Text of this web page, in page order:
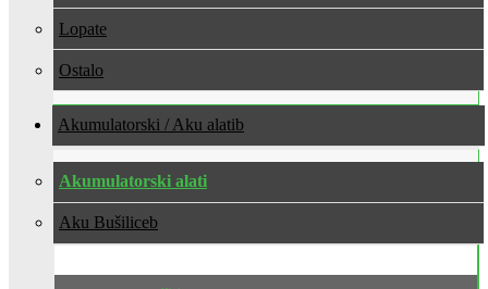
Lopate
Ostalo
Akumulatorski / Aku alati
Akumulatorski alati
Aku Bušilice